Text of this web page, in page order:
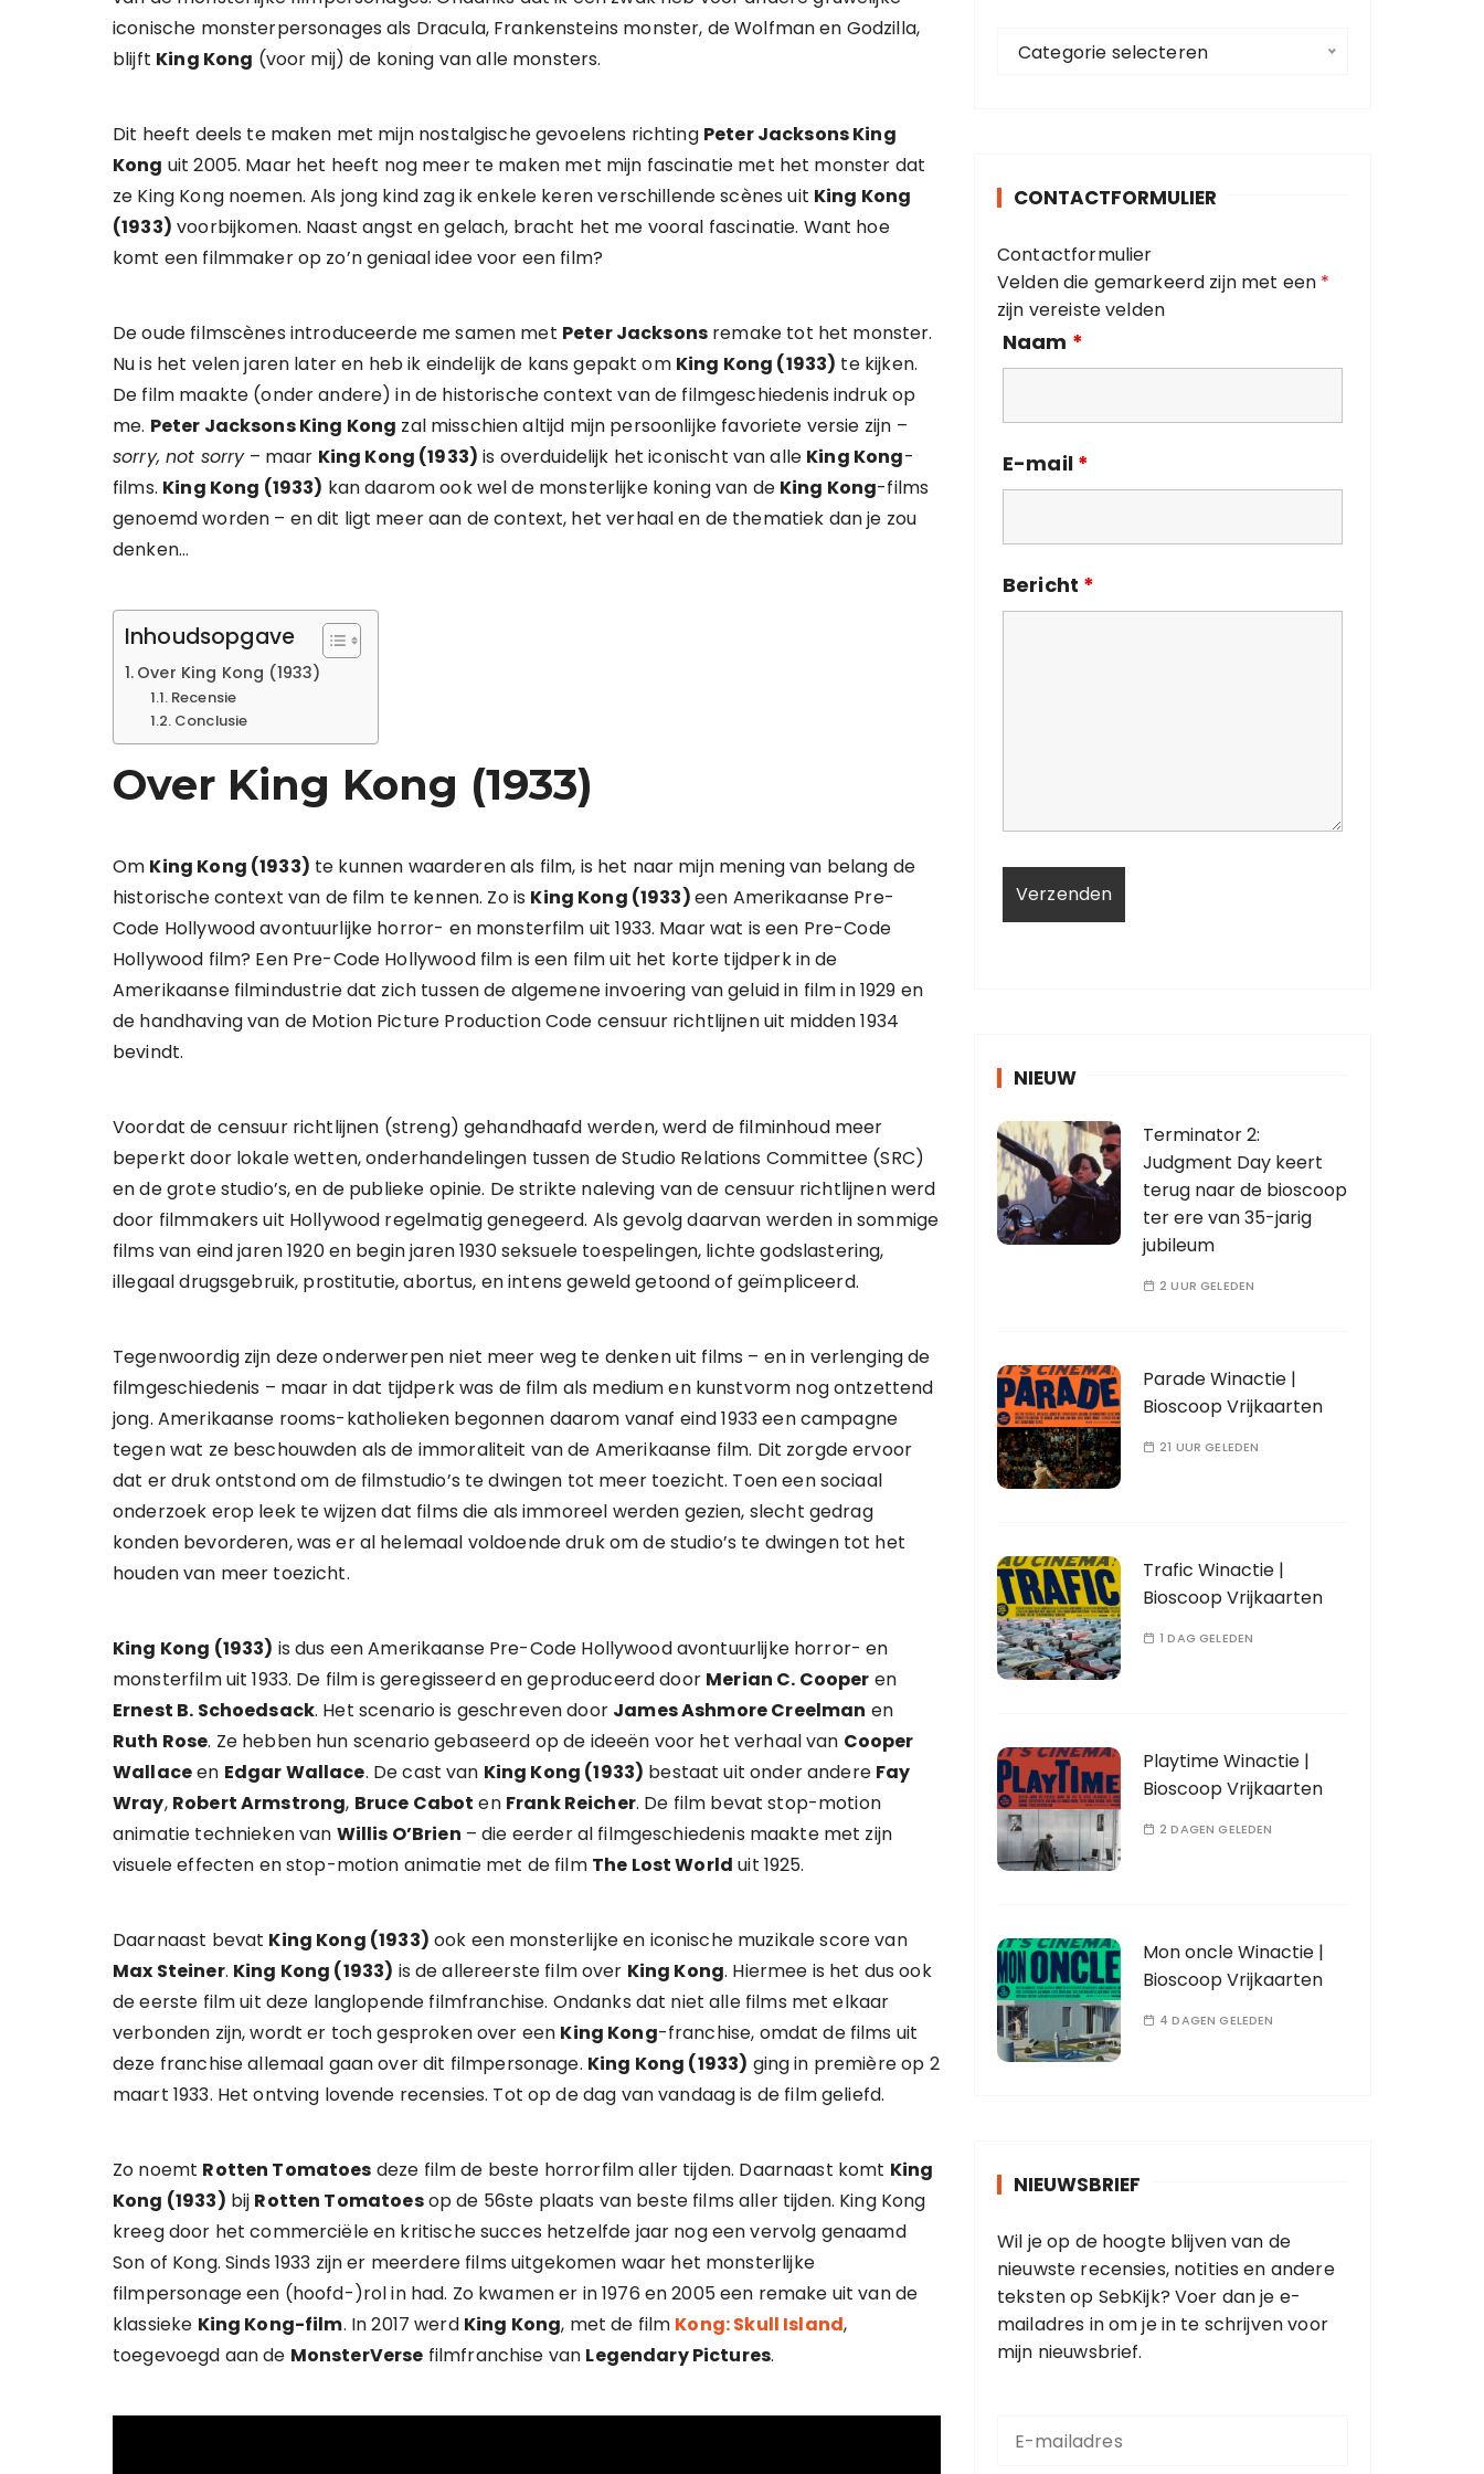
iconische monsterpersonages als Dracula, Frankensteins monster, de Wolfman en Godzilla,
blijft King Kong (voor mij) de koning van alle monsters.
Dit heeft deels te maken met mijn nostalgische gevoelens richting Peter Jacksons King
Kong uit 2005. Maar het heeft nog meer te maken met mijn fascinatie met het monster dat
ze King Kong noemen. Als jong kind zag ik enkele keren verschillende scènes uit King Kong
(1933) voorbijkomen. Naast angst en gelach, bracht het me vooral fascinatie. Want hoe
komt een filmmaker op zo’n geniaal idee voor een film?
De oude filmscènes introduceerde me samen met Peter Jacksons remake tot het monster.
Nu is het velen jaren later en heb ik eindelijk de kans gepakt om King Kong (1933) te kijken.
De film maakte (onder andere) in de historische context van de filmgeschiedenis indruk op
me. Peter Jacksons King Kong zal misschien altijd mijn persoonlijke favoriete versie zijn –
sorry, not sorry– maar King Kong (1933) is overduidelijk het iconischt van alle King Kong-
films. King Kong (1933) kan daarom ook wel de monsterlijke koning van de King Kong-films
genoemd worden – en dit ligt meer aan de context, het verhaal en de thematiek dan je zou
denken…
Inhoudsopgave
Over King Kong (1933)
Recensie
Conclusie
Over King Kong (1933)
Om King Kong (1933) te kunnen waarderen als film, is het naar mijn mening van belang de
historische context van de film te kennen. Zo is King Kong (1933)een Amerikaanse Pre-
Code Hollywood avontuurlijke horror- en monsterfilm uit 1933. Maar wat is een Pre-Code
Hollywood film? Een Pre-Code Hollywood film is een film uit het korte tijdperk in de
Amerikaanse filmindustrie dat zich tussen de algemene invoering van geluid in film in 1929 en
de handhaving van de Motion Picture Production Code censuur richtlijnen uit midden 1934
bevindt.
Voordat de censuur richtlijnen (streng) gehandhaafd werden, werd de filminhoud meer
beperkt door lokale wetten, onderhandelingen tussen de Studio Relations Committee (SRC)
en de grote studio’s, en de publieke opinie. De strikte naleving van de censuur richtlijnen werd
door filmmakers uit Hollywood regelmatig genegeerd. Als gevolg daarvan werden in sommige
films van eind jaren 1920 en begin jaren 1930 seksuele toespelingen, lichte godslastering,
illegaal drugsgebruik, prostitutie, abortus, en intens geweld getoond of geïmpliceerd.
Tegenwoordig zijn deze onderwerpen niet meer weg te denken uit films – en in verlenging de
filmgeschiedenis – maar in dat tijdperk was de film als medium en kunstvorm nog ontzettend
jong. Amerikaanse rooms-katholieken begonnen daarom vanaf eind 1933 een campagne
tegen wat ze beschouwden als de immoraliteit van de Amerikaanse film. Dit zorgde ervoor
dat er druk ontstond om de filmstudio’s te dwingen tot meer toezicht. Toen een sociaal
onderzoek erop leek te wijzen dat films die als immoreel werden gezien, slecht gedrag
konden bevorderen, was er al helemaal voldoende druk om de studio’s te dwingen tot het
houden van meer toezicht.
King Kong (1933) is dus een Amerikaanse Pre-Code Hollywood avontuurlijke horror- en
monsterfilm uit 1933. De film is geregisseerd en geproduceerd door Merian C. Cooper en
Ernest B. Schoedsack. Het scenario is geschreven door James Ashmore Creelman en
Ruth Rose. Ze hebben hun scenario gebaseerd op de ideeën voor het verhaal van Cooper
Wallaceen Edgar Wallace. De cast van King Kong (1933) bestaat uit onder andere Fay
Wray, Robert Armstrong, Bruce Cabot en Frank Reicher. De film bevat stop-motion
animatie technieken van Willis O’Brien – die eerder al filmgeschiedenis maakte met zijn
visuele effecten en stop-motion animatie met de film The Lost World uit 1925.
Daarnaast bevat King Kong (1933) ook een monsterlijke en iconische muzikale score van
Max Steiner. King Kong (1933) is de allereerste film over King Kong. Hiermee is het dus ook
de eerste film uit deze langlopende filmfranchise. Ondanks dat niet alle films met elkaar
verbonden zijn, wordt er toch gesproken over een King Kong-franchise, omdat de films uit
deze franchise allemaal gaan over dit filmpersonage. King Kong (1933) ging in première op 2
maart 1933. Het ontving lovende recensies. Tot op de dag van vandaag is de film geliefd.
Zo noemt Rotten Tomatoes deze film de beste horrorfilm aller tijden. Daarnaast komt King
Kong (1933) bij Rotten Tomatoesop de 56ste plaats van beste films aller tijden. King Kong
kreeg door het commerciële en kritische succes hetzelfde jaar nog een vervolg genaamd
Son of Kong. Sinds 1933 zijn er meerdere films uitgekomen waar het monsterlijke
filmpersonage een (hoofd-)rol in had. Zo kwamen er in 1976 en 2005 een remake uit van de
klassieke King Kong-film. In 2017 werd King Kong, met de film Kong: Skull Island,
toegevoegd aan de MonsterVerse filmfranchise van Legendary Pictures.
r
e
ë
n
Categorie selecteren
CONTACTFORMULIER
Contactformulier
Velden die gemarkeerd zijn met een *
zijn vereiste velden
Naam *
E-mail *
Bericht *
NIEUW
Terminator 2:
Judgment Day keert
terug naar de bioscoop
ter ere van 35-jarig
jubileum
2 UUR GELEDEN
Parade Winactie |
Bioscoop Vrijkaarten
21 UUR GELEDEN
Trafic Winactie |
Bioscoop Vrijkaarten
1 DAG GELEDEN
Playtime Winactie |
Bioscoop Vrijkaarten
2 DAGEN GELEDEN
Mon oncle Winactie |
Bioscoop Vrijkaarten
4 DAGEN GELEDEN
NIEUWSBRIEF
Wil je op de hoogte blijven van de
nieuwste recensies, notities en andere
teksten op SebKijk? Voer dan je e-
mailadres in om je in te schrijven voor
mijn nieuwsbrief.